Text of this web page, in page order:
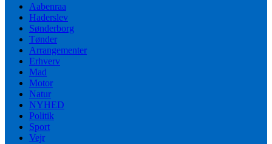
Aabenraa
Haderslev
Sønderborg
Tønder
Arrangementer
Erhverv
Mad
Motor
Natur
NYHED
Politik
Sport
Vejr